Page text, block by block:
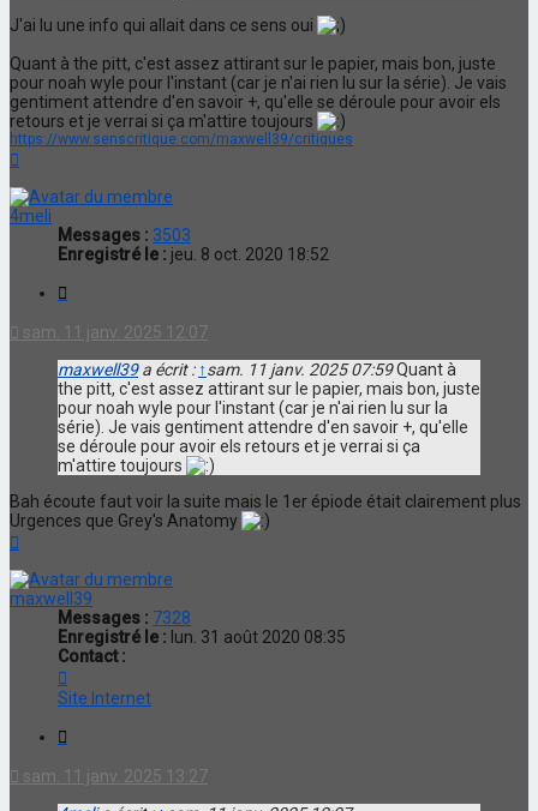
J'ai lu une info qui allait dans ce sens oui
Quant à the pitt, c'est assez attirant sur le papier, mais bon, juste
pour noah wyle pour l'instant (car je n'ai rien lu sur la série). Je vais
gentiment attendre d'en savoir +, qu'elle se déroule pour avoir els
retours et je verrai si ça m'attire toujours
https://www.senscritique.com/maxwell39/critiques
4meli
Messages : 3503
Enregistré le : jeu. 8 oct. 2020 18:52
sam. 11 janv. 2025 12:07
maxwell39a écrit : ↑sam. 11 janv. 2025 07:59Quant à
the pitt, c'est assez attirant sur le papier, mais bon, juste
pour noah wyle pour l'instant (car je n'ai rien lu sur la
série). Je vais gentiment attendre d'en savoir +, qu'elle
se déroule pour avoir els retours et je verrai si ça
m'attire toujours
Bah écoute faut voir la suite mais le 1er épiode était clairement plus
Urgences que Grey's Anatomy
maxwell39
Messages : 7328
Enregistré le : lun. 31 août 2020 08:35
Contact :
maxwell39
Site Internet
sam. 11 janv. 2025 13:27